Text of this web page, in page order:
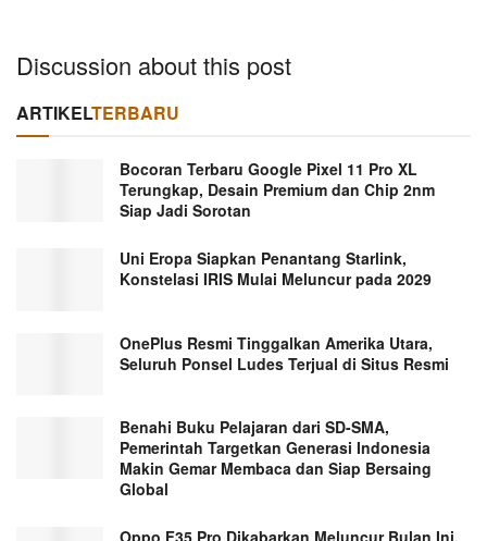
Discussion about this post
ARTIKELTERBARU
Bocoran Terbaru Google Pixel 11 Pro XL
Terungkap, Desain Premium dan Chip 2nm
Siap Jadi Sorotan
Uni Eropa Siapkan Penantang Starlink,
Konstelasi IRIS Mulai Meluncur pada 2029
OnePlus Resmi Tinggalkan Amerika Utara,
Seluruh Ponsel Ludes Terjual di Situs Resmi
Benahi Buku Pelajaran dari SD-SMA,
Pemerintah Targetkan Generasi Indonesia
Makin Gemar Membaca dan Siap Bersaing
Global
Oppo F35 Pro Dikabarkan Meluncur Bulan Ini,